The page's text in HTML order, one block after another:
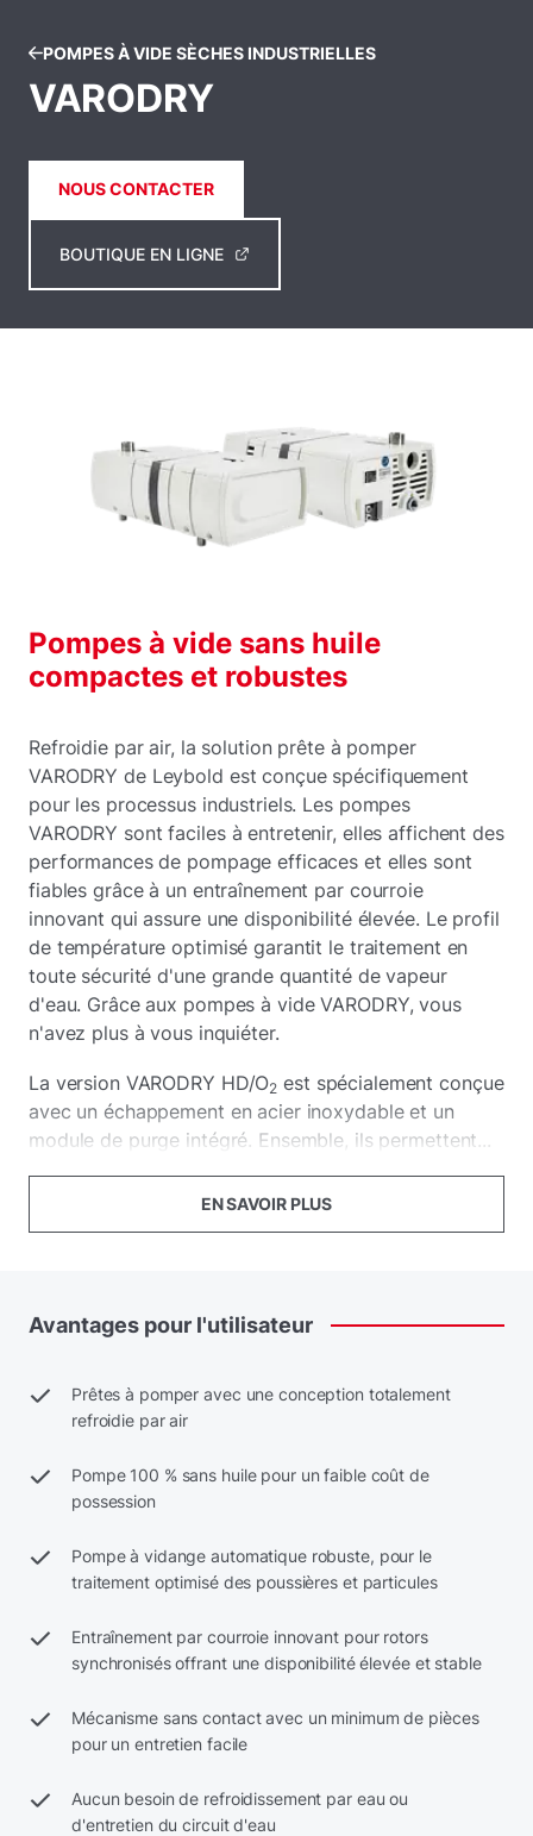
POMPES À VIDE SÈCHES INDUSTRIELLES
VARODRY
NOUS CONTACTER
BOUTIQUE EN LIGNE
Pompes à vide sans huile
compactes et robustes
Refroidie par air, la solution prête à pomper
VARODRY de Leybold est conçue spécifiquement
pour les processus industriels. Les pompes
VARODRY sont faciles à entretenir, elles affichent des
performances de pompage efficaces et elles sont
fiables grâce à un entraînement par courroie
innovant qui assure une disponibilité élevée. Le profil
de température optimisé garantit le traitement en
toute sécurité d'une grande quantité de vapeur
d'eau. Grâce aux pompes à vide VARODRY, vous
n'avez plus à vous inquiéter.
La version VARODRY HD/O2 est spécialement conçue
avec un échappement en acier inoxydable et un
module de purge intégré. Ensemble, ils permettent...
EN SAVOIR PLUS
Avantages pour l'utilisateur
Prêtes à pomper avec une conception totalement
refroidie par air
Pompe 100 % sans huile pour un faible coût de
possession
Pompe à vidange automatique robuste, pour le
traitement optimisé des poussières et particules
Entraînement par courroie innovant pour rotors
synchronisés offrant une disponibilité élevée et stable
Mécanisme sans contact avec un minimum de pièces
pour un entretien facile
Aucun besoin de refroidissement par eau ou
d'entretien du circuit d'eau